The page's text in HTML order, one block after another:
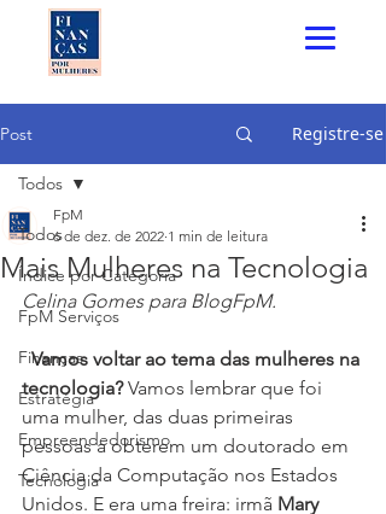
Post Registre-se
Todos
Índice por Categoria
FpM Serviços
Finanças
Estratégia
Empreendedorismo
Tecnologia
Todos
Mais Mulheres na Tecnologia
FpM
6 de dez. de 2022 1 min de leitura
Celina Gomes para BlogFpM.
  Vamos voltar ao tema das mulheres na
tecnologia? Vamos lembrar que foi
uma mulher, das duas primeiras
pessoas a obterem um doutorado em
Ciência da Computação nos Estados
Unidos. E era uma freira: irmã Mary